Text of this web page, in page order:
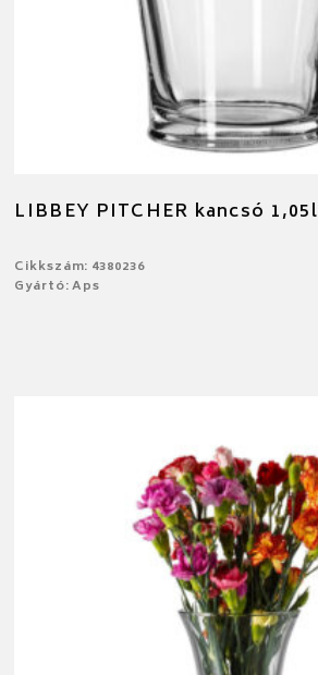
LIBBEY PITCHER kancsó 1,05l
Cikkszám: 4380236
Gyártó: Aps